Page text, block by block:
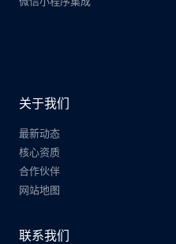
关于我们
最新动态
核心资质
合作伙伴
网站地图
联系我们